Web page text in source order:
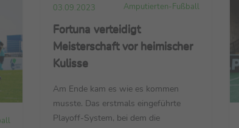
03.09.2023 Amputierten-Fußball
Fortuna verteidigt
Meisterschaft vor heimischer
Kulisse
Am Ende kam es wie es kommen
musste. Das erstmals eingeführte
Playoff-System, bei dem die